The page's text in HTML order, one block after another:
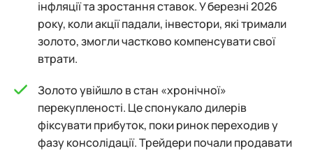
інфляції та зростання ставок. У березні 2026
року, коли акції падали, інвестори, які тримали
золото, змогли частково компенсувати свої
втрати.
Золото увійшло в стан «хронічної»
перекупленості. Це спонукало дилерів
фіксувати прибуток, поки ринок переходив у
фазу консолідації. Трейдери почали продавати